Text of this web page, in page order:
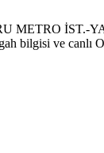
METRO
bilgisi ve